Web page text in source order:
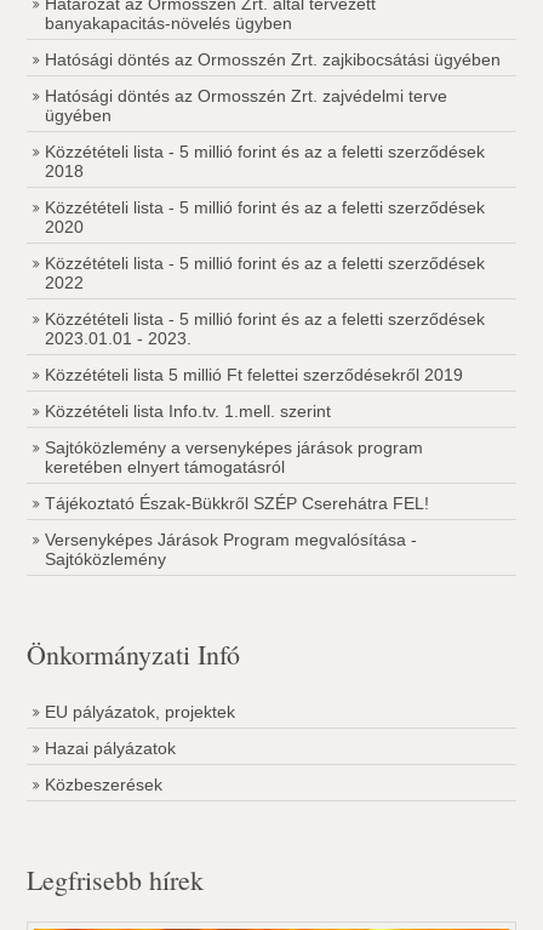
banyakapacitás-növelés ügyben
Hatósági döntés az Ormosszén Zrt. zajkibocsátási ügyében
Hatósági döntés az Ormosszén Zrt. zajvédelmi terve
ügyében
Közzétételi lista - 5 millió forint és az a feletti szerződések
2018
Közzétételi lista - 5 millió forint és az a feletti szerződések
2020
Közzétételi lista - 5 millió forint és az a feletti szerződések
2022
Közzétételi lista - 5 millió forint és az a feletti szerződések
2023.01.01 - 2023.
Közzétételi lista 5 millió Ft felettei szerződésekről 2019
Közzétételi lista Info.tv. 1.mell. szerint
Sajtóközlemény a versenyképes járások program
keretében elnyert támogatásról
Tájékoztató Észak-Bükkről SZÉP Cserehátra FEL!
Versenyképes Járások Program megvalósítása -
Sajtóközlemény
Önkormányzati Infó
EU pályázatok, projektek
Hazai pályázatok
Közbeszerések
Legfrisebb hírek